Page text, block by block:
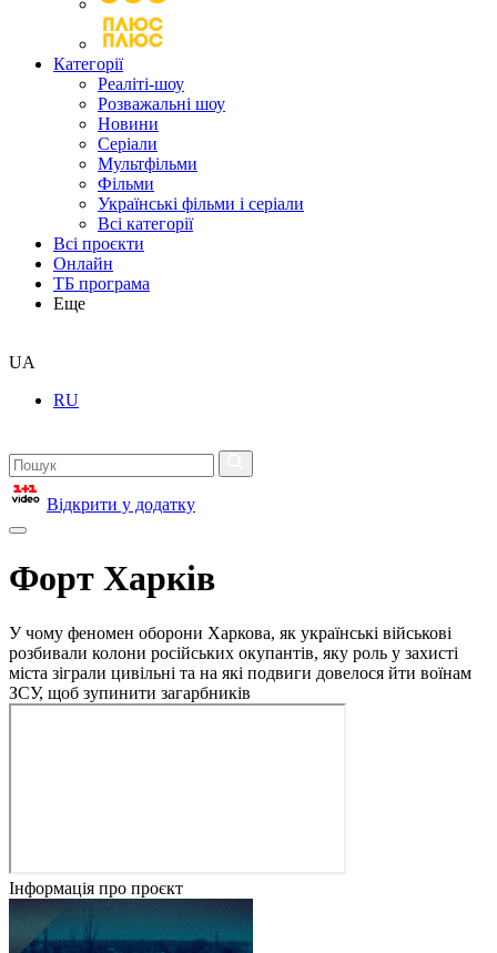
Категорії
Реаліті-шоу
Розважальні шоу
Новини
Серіали
Мультфільми
Фільми
Українські фільми і серіали
Всі категорії
Всі проєкти
Онлайн
ТБ програма
Еще
UA
RU
Відкрити у додатку
Форт Харків
У чому феномен оборони Харкова, як українські військові
розбивали колони російських окупантів, яку роль у захисті
міста зіграли цивільні та на які подвиги довелося йти воїнам
ЗСУ, щоб зупинити загарбників
Інформація про проєкт